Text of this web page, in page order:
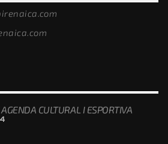
CULTURAL I ESPORTIVA